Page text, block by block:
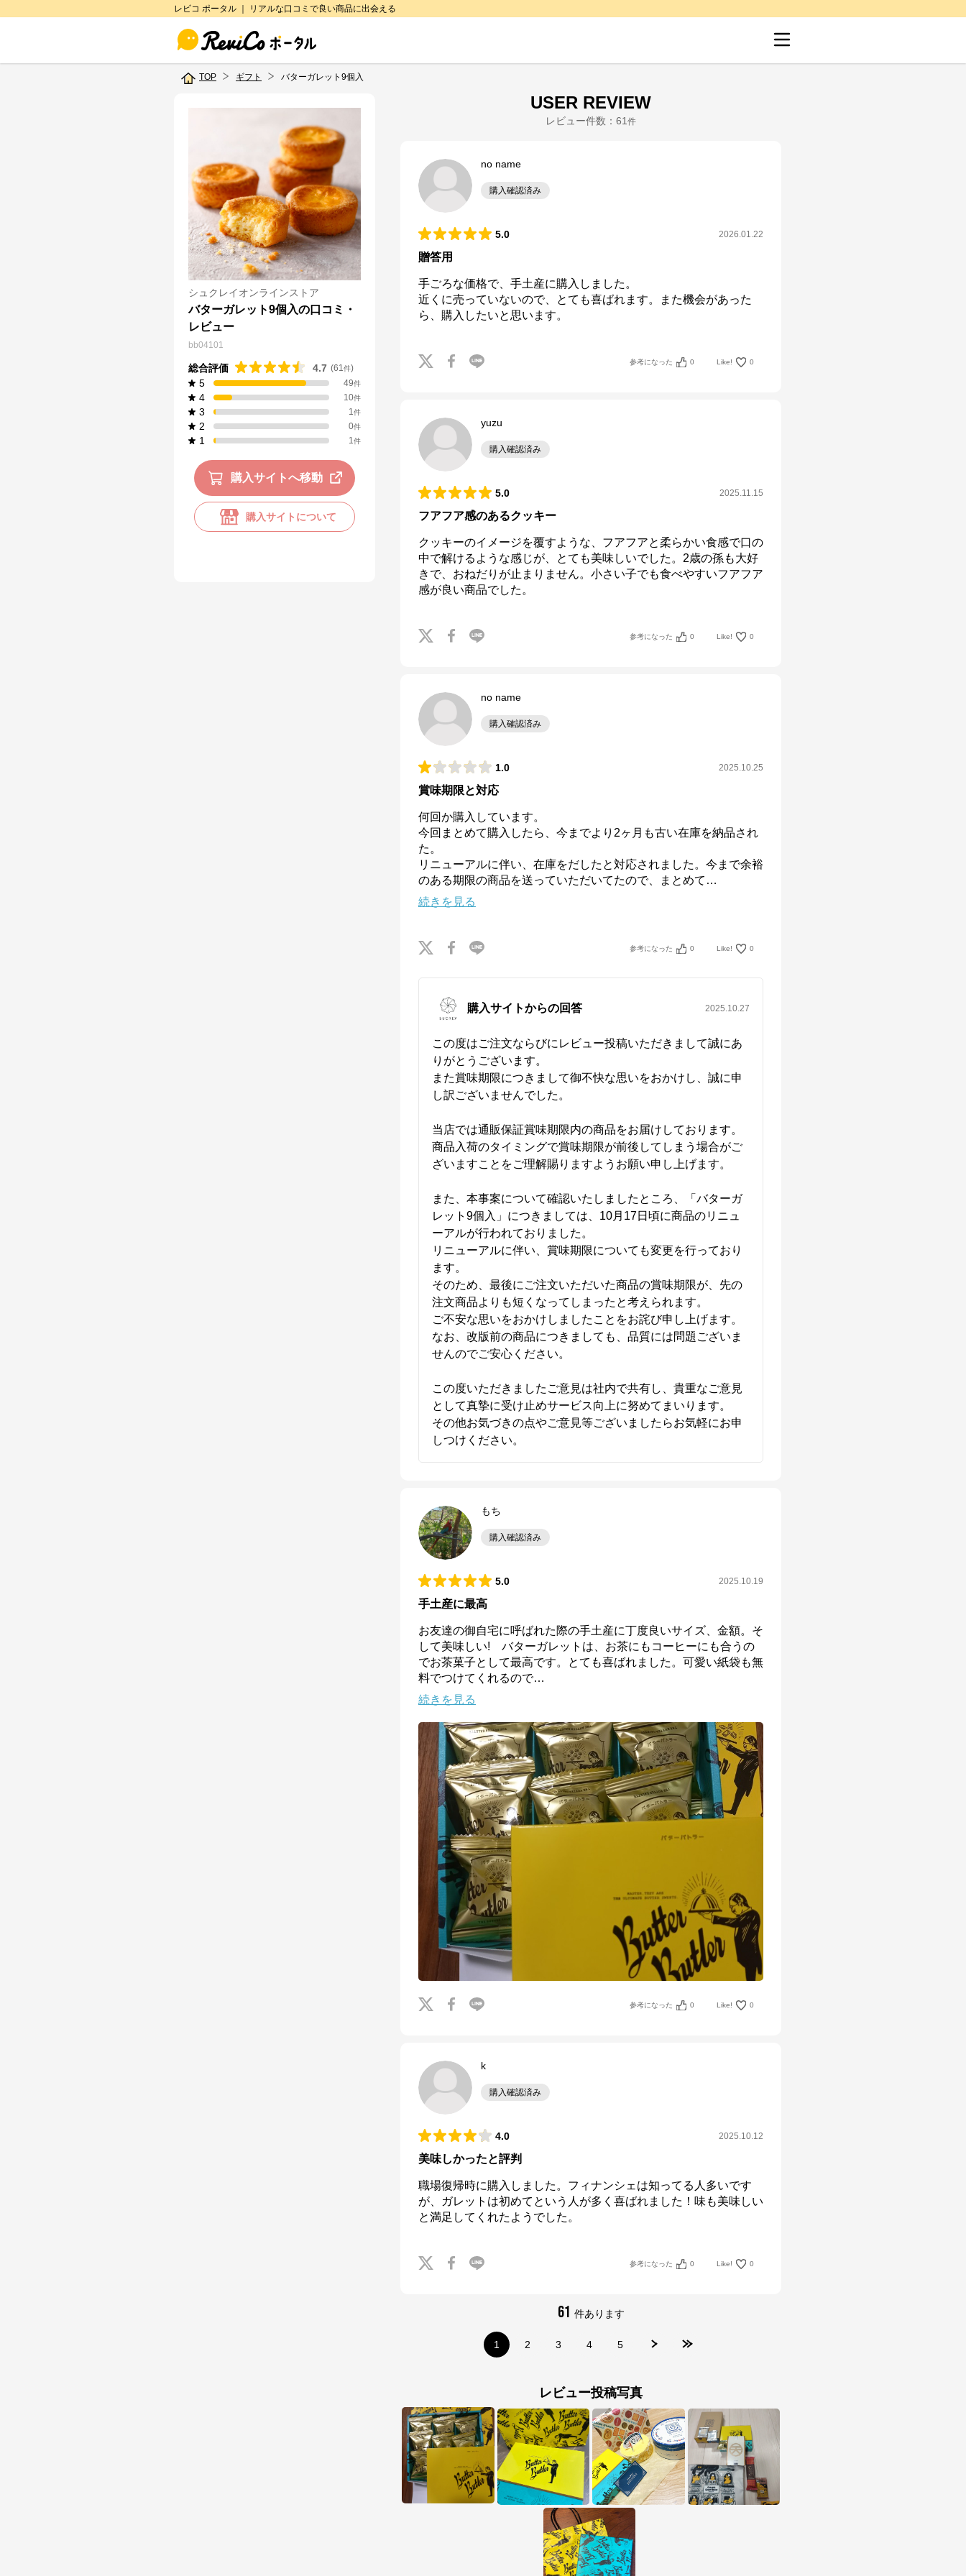
レビコ ポータル ｜ リアルな口コミで良い商品に出会える
TOP ギフト バターガレット9個入
シュクレイオンラインストア
バターガレット9個入の口コミ・
レビュー
bb04101
総合評価 4.7 (61 件)
5 49件
4 10件
3 1件
2 0件
1 1件
購入サイトへ移動
購入サイトについて
USER REVIEW
レビュー件数： 61 件
no name
購入確認済み
5.0 2026.01.22
贈答用
手ごろな価格で、手土産に購入しました。
近くに売っていないので、とても喜ばれます。また機会があった
ら、購入したいと思います。
参考になった 0 Like! 0
yuzu
購入確認済み
5.0 2025.11.15
フアフア感のあるクッキー
クッキーのイメージを覆すような、フアフアと柔らかい食感で口の
中で解けるような感じが、とても美味しいでした。2歳の孫も大好
きで、おねだりが止まりません。小さい子でも食べやすいフアフア
感が良い商品でした。
参考になった 0 Like! 0
no name
購入確認済み
1.0 2025.10.25
賞味期限と対応
何回か購入しています。
今回まとめて購入したら、今までより2ヶ月も古い在庫を納品され
た。
リニューアルに伴い、在庫をだしたと対応されました。今まで余裕
のある期限の商品を送っていただいてたので、まとめて …
続きを見る
参考になった 0 Like! 0
購入サイトからの回答 2025.10.27
この度はご注文ならびにレビュー投稿いただきまして誠にあ
りがとうございます。
また賞味期限につきまして御不快な思いをおかけし、誠に申
し訳ございませんでした。
当店では通販保証賞味期限内の商品をお届けしております。
商品入荷のタイミングで賞味期限が前後してしまう場合がご
ざいますことをご理解賜りますようお願い申し上げます。
また、本事案について確認いたしましたところ、「バターガ
レット9個入」につきましては、10月17日頃に商品のリニュ
ーアルが行われておりました。
リニューアルに伴い、賞味期限についても変更を行っており
ます。
そのため、最後にご注文いただいた商品の賞味期限が、先の
注文商品よりも短くなってしまったと考えられます。
ご不安な思いをおかけしましたことをお詫び申し上げます。
なお、改版前の商品につきましても、品質には問題ございま
せんのでご安心ください。
この度いただきましたご意見は社内で共有し、貴重なご意見
として真摯に受け止めサービス向上に努めてまいります。
その他お気づきの点やご意見等ございましたらお気軽にお申
しつけください。
もち
購入確認済み
5.0 2025.10.19
手土産に最高
お友達の御自宅に呼ばれた際の手土産に丁度良いサイズ、金額。そ
して美味しい!　バターガレットは、お茶にもコーヒーにも合うの
でお茶菓子として最高です。とても喜ばれました。可愛い紙袋も無
料でつけてくれるので…
続きを見る
参考になった 0 Like! 0
k
購入確認済み
4.0 2025.10.12
美味しかったと評判
職場復帰時に購入しました。フィナンシェは知ってる人多いです
が、ガレットは初めてという人が多く喜ばれました！味も美味しい
と満足してくれたようでした。
参考になった 0 Like! 0
61 件あります
1 2 3 4 5
レビュー投稿写真
公式ECサイト
※外部サイトが開きます
シュクレイオンラインストアからのコメント
ザ・メープルマニア、バターバトラーをはじめとした大人気スイーツブランド
ど贈って喜ばれるお菓子を取り揃えています。